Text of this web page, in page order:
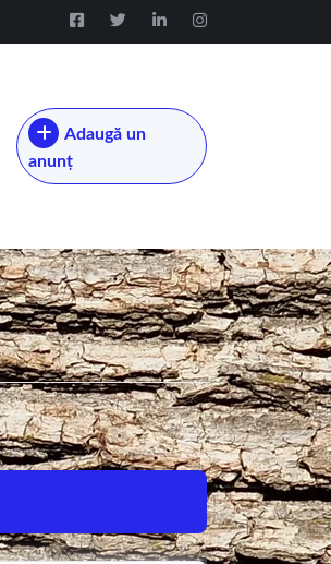
Adaugă un
anunț